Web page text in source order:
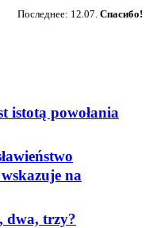
Последнее: 12.07. Спасибо!
istotą powołania
na
dwa, trzy?